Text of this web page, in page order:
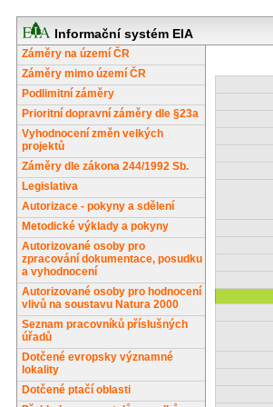
Informační systém EIA
Záměry na území ČR
Záměry mimo území ČR
Podlimitní záměry
Prioritní dopravní záměry dle §23a
Vyhodnocení změn velkých
projektů
Záměry dle zákona 244/1992 Sb.
Legislativa
Autorizace - pokyny a sdělení
Metodické výklady a pokyny
Autorizované osoby pro
zpracování dokumentace, posudku
a vyhodnocení
Autorizované osoby pro hodnocení
vlivů na soustavu Natura 2000
Seznam pracovníků příslušných
úřadů
Dotčené evropsky významné
lokality
Dotčené ptačí oblasti